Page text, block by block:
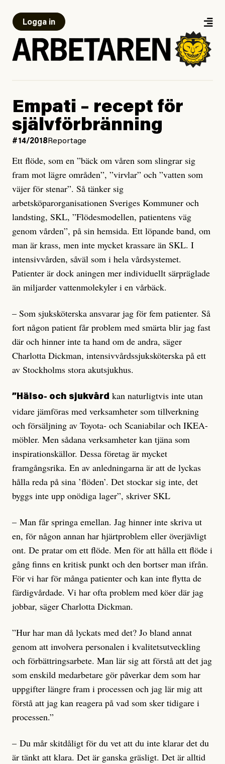
Logga in
Empati – recept för
självförbränning
#14/2018Reportage
Ett flöde, som en ”bäck om våren som slingrar sig
fram mot lägre områden”, ”virvlar” och ”vatten som
väjer för stenar”. Så tänker sig
arbetsköparorganisationen Sveriges Kommuner och
landsting, SKL, ”Flödesmodellen, patientens väg
genom vården”, på sin hemsida. Ett lö­pande band, om
man är krass, men inte mycket krassare än SKL. I
intensivvården, såväl som i hela vårdsystemet.
Patienter är dock aningen mer individuellt särpräg­lade
än miljarder vattenmolekyler i en vårbäck.
– Som sjuksköterska ansvarar jag för fem patienter. Så
fort någon patient får problem med smärta blir jag fast
där och hinner inte ta hand om de andra, säger
Charlotta Dickman, intensivvårdssjuksköterska på ett
av Stockholms stora akutsjukhus.
”Hälso- och sjukvård kan naturligtvis inte utan
vidare jämföras med verksamheter som tillverkning
och försäljning av Toyota- och Scaniabilar och IKEA-
möbler. Men sådana verksamheter kan tjäna som
inspirationskällor. Dessa företag är mycket
framgångsrika. En av anledningarna är att de lyckas
hålla reda på sina ’flöden’. Det stockar sig inte, det
byggs inte upp onödiga lager”, skriver SKL
– Man får springa emellan. Jag hinner inte skriva ut
en, för någon annan har hjärtproblem eller överjävligt
ont. De pratar om ett flöde. Men för att hålla ett flöde i
gång finns en kritisk punkt och den bortser man ifrån.
För vi har för många patienter och kan inte flytta de
färdigvårdade. Vi har ofta problem med köer där jag
jobbar, säger Charlotta Dickman.
”Hur har man då lyckats med det? Jo bland annat
genom att involvera personalen i kvalitetsutveckling
och förbätt­ringsarbete. Man lär sig att förstå att det jag
som enskild medarbetare gör påverkar dem som har
uppgifter längre fram i processen och jag lär mig att
förstå att jag kan reagera på vad som sker tidigare i
processen.”
– Du mår skitdåligt för du vet att du inte klarar det du
är tänkt att klara. Det är ganska gräsligt. Det är alltid